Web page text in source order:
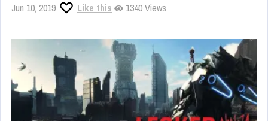
Jun 10, 2019 Like this 1340 Views